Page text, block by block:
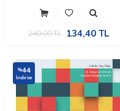
240,00TL 134,40 TL
%44
İndirim